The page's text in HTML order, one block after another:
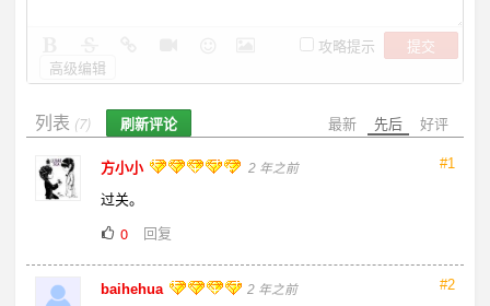
攻略提示
提交
高级编辑
最新 先后 好评
列表 (7) 刷新评论
#1
方小小 2 年之前
过关。
0
回复
#2
baihehua 2 年之前